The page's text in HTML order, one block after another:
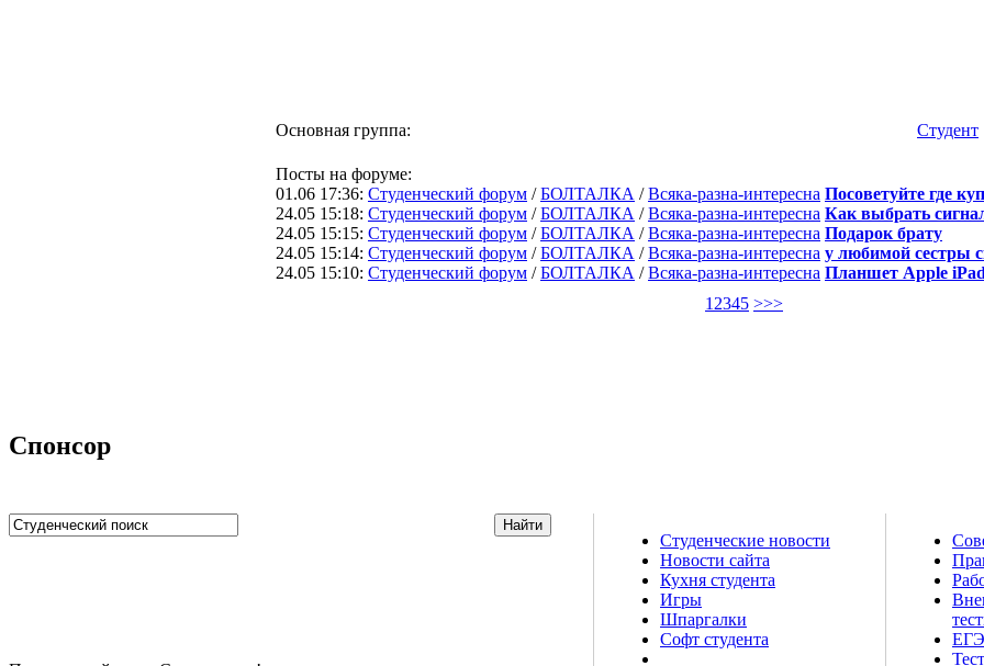
Основная группа: Студент
Посты на форуме:
01.06 17:36: Студенческий форум /БОЛТАЛКА /Всяка-разна-интересна Посоветуйте где
24.05 15:18: Студенческий форум /БОЛТАЛКА /Всяка-разна-интересна Как выбрать
24.05 15:15: Студенческий форум /БОЛТАЛКА /Всяка-разна-интересна Подарок брату
24.05 15:14: Студенческий форум /БОЛТАЛКА /Всяка-разна-интересна у любимой сестры
24.05 15:10: Студенческий форум /БОЛТАЛКА /Всяка-разна-интересна Планшет Apple iPad
1 2345 >>>
Спонсор
Студенческие новости
Новости сайта
Кухня студента
Игры
Шпаргалки
Софт студента